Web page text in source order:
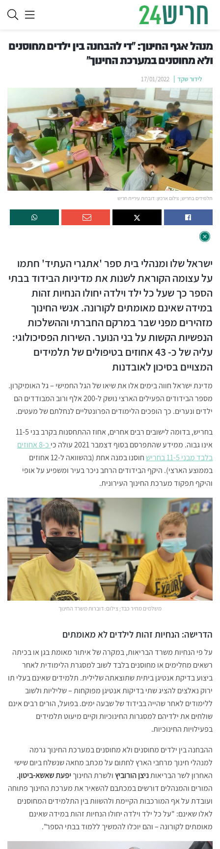
מנהל אגף החינוך: "די להבחנה בין ילדים מחוסנים
ולא מחוסנים במערכת החינוך"
לידור שקד 17/01/2022
תלמידים בחריש; צילום ארכיון: דוברות עיריית חריש
ישראל שלו ומנהלי בית ספר 'אתגרי העתיד' חתמו
על עצומה הקוראת לשנות את מדיניות הבידוד בבתי
הספר כך שעל כל ילד וילדה יחולו הנחיות זהות
במידה שאינם מאומתים לקורונה. אנשי החינוך
מזהירים מפני שבר במרקם החברתי וההשלכות
הנפשיות הקשות על בני הנוער. השירות הפסיכולוגי:
עליה של כ- 43 אחוזים בטיפולים של תלמידים
המצויים בסיכון לאובדנות
מדינת ישראל חווה בימים אלו את שיאו של הגל החמישי – גל האומיקרון.
מספר הבידודים הפעילים הארצי נושק ל-200 אלף ורוב המבודדים הם
ילדים ונערים. כך הופכים הלימודים הפרונטליים לנחלתם של מעטים.
בחריש, בדומה לישובים רבים אחרים, אחוז ההתחסנות בקרב בני 11-5
אינו גבוה. ממידע שהתפרסם בסוף דצמבר 2021 עולה כי
כ-8 אחוזים
בלבד מבני 11-5 בחריש
חוסנו במנה אחת (בהשוואה ל-12 אחוזים
בממוצע הארצי). היקף הבידודים הרחב ניכר בעיר ומשפיע על אופי
והיקף תפקוד מערכת החינוך העירונית.
משלמים מחיר כבד; צילום: דוברות משרד החינוך
הדרישה: הנחיות זהות לילדים לא מאומתים
על פי הנחיות משרד הבריאות, במקרה של איתור מאומת בגן או בכיתה
רשאים מחלימים או מחוסנים בלבד לשוב למסגרת הלימודית לאחר
ביצוע בדיקת אנטיגן ביתית שתוצאתה שלילית. תלמידים שאינם בעלי תו
ירוק נאלצים להציג שתי בדיקות אנטיגן מפוקחות – שליליות ולשוב
ללימודים לאחר שהייה בבידוד של שבעה ימים. בפועל, הורים רבים אינם
שולחים את ילדיהם למסגרות החינוכיות וקיים מיעוט תלמידים
בפעילויות החינוכיות.
ההבחנה בין ילדים מחוסנים ולא מחוסנים במערכת החינוך גרמה
למנהלי חינוך מרחבי הארץ לחתום על מכתב מחאה שנשלח ביום שישי
האחרון לשר הבריאותניצן הורוביץולשרת החינוךיפעת שאשא-ביטון.
המורים והמנהלים דורשים במכתבם להשאיר את מערכת החינוך פתוחה
ועובדת על אף המורכבות הקיימת ולהשוות בין התלמידים המחוסנים
לאלו שאינם: "על כל ילד וילדה יחולו הנחיות זהות במידה שאינם
מאומתים לקורונה – והם יוכלו להמשיך ללמוד בבתי הספר".